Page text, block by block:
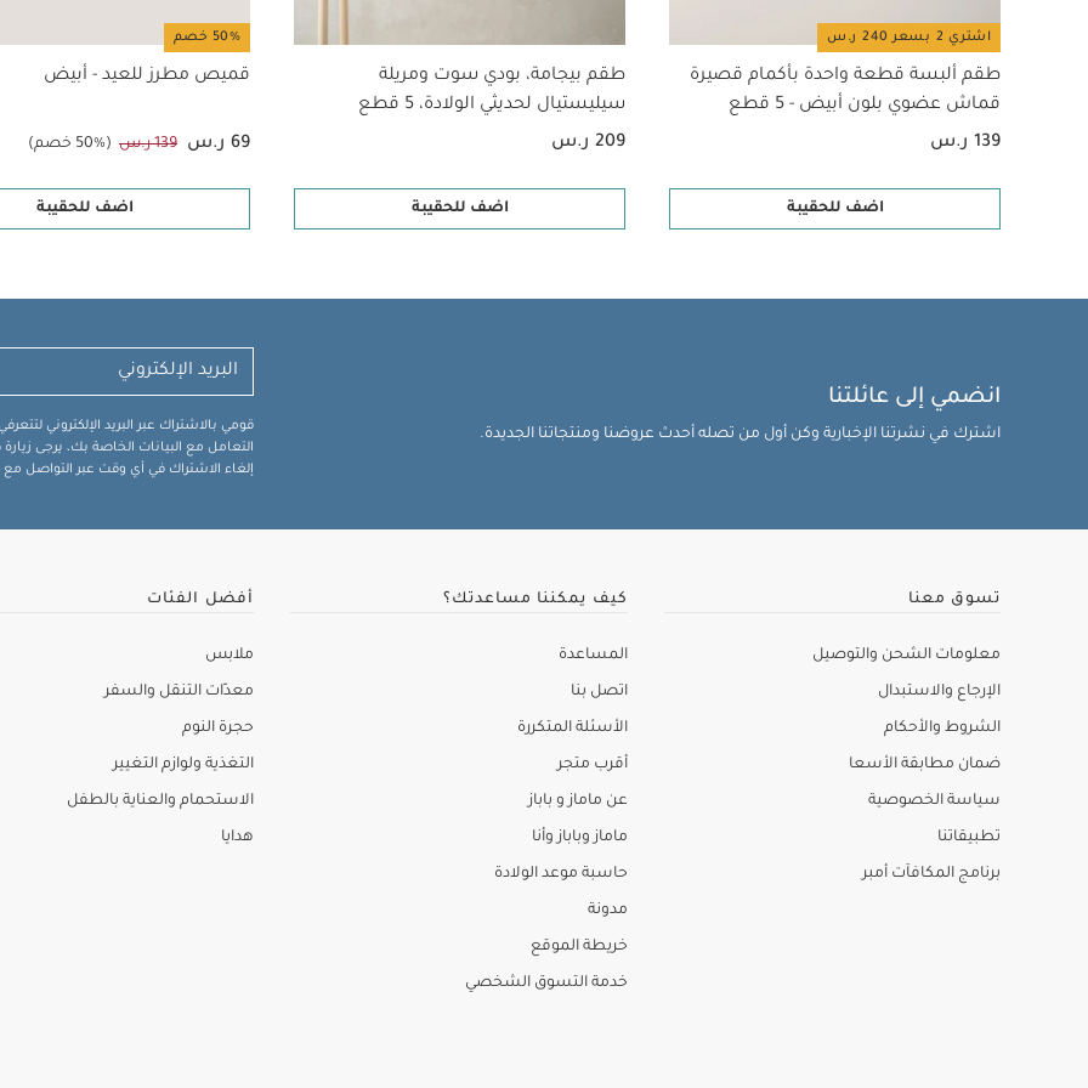
اشتري 2 بسعر 240 ر.س
طقم ألبسة قطعة واحدة بأكمام قصيرة
قماش عضوي بلون أبيض - 5 قطع
139 ر.س
اضف للحقيبة
طقم بيجامة، بودي سوت ومريلة
سيليستيال لحديثي الولادة، 5 قطع
209 ر.س
اضف للحقيبة
50% خصم
قميص مطرز للعيد - أبيض
69 ر.س 139 ر.س (50% خصم)
اضف للحقيبة
انضمي إلى عائلتنا
اشترك في نشرتنا الإخبارية وكن أول من تصله أحدث عروضنا ومنتجاتنا الجديدة.
قومي بالاشتراك عبر البريد الإلكتروني
التعامل مع البيانات الخاصة بك، يرجى
إلغاء الاشتراك في أي وقت عبر التواصل مع
تسوق معنا
معلومات الشحن والتوصيل
الإرجاع والاستبدال
الشروط والأحكام
ضمان مطابقة الأسعا
سياسة الخصوصية
تطبيقاتنا
برنامج المكافآت أمبر
كيف يمكننا مساعدتك؟
المساعدة
اتصل بنا
الأسئلة المتكررة
أقرب متجر
عن ماماز و باباز
ماماز وباباز وأنا
حاسبة موعد الولادة
مدونة
خريطة الموقع
خدمة التسوق الشخصي
أفضل الفئات
ملابس
معدّات التنقل والسفر
حجرة النوم
التغذية ولوازم التغيير
الاستحمام والعناية بالطفل
هدايا